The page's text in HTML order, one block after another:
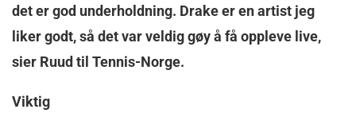
det er god underholdning. Drake er en artist jeg
liker godt, så det var veldig gøy å få oppleve live,
sier Ruud til Tennis-Norge.
Viktig